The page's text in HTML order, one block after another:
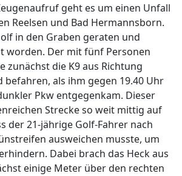
geht es um einen Unfall
Reelsen und Bad Hermannsborn.
in den Graben geraten und
worden. Der mit fünf Personen
zunächst die K9 aus Richtung
befahren, als ihm gegen 19.40 Uhr
Pkw entgegenkam. Dieser
Strecke so weit mittig auf
der 21-jährige Golf-Fahrer nach
ausweichen musste, um
Dabei brach das Heck aus
einige Meter über den rechten